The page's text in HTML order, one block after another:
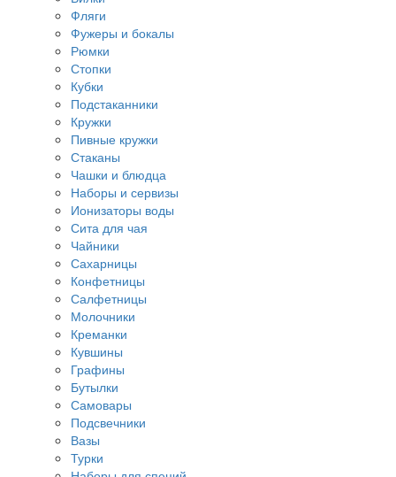
Фляги
Фужеры и бокалы
Рюмки
Стопки
Кубки
Подстаканники
Кружки
Пивные кружки
Стаканы
Чашки и блюдца
Наборы и сервизы
Ионизаторы воды
Сита для чая
Чайники
Сахарницы
Конфетницы
Салфетницы
Молочники
Креманки
Кувшины
Графины
Бутылки
Самовары
Подсвечники
Вазы
Турки